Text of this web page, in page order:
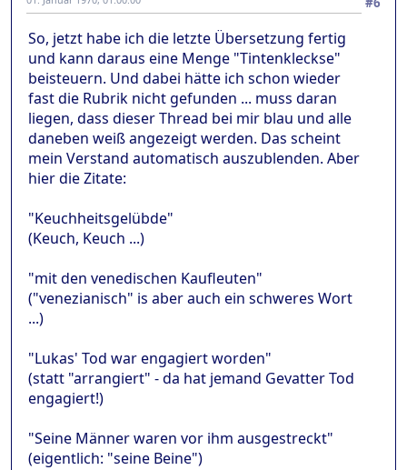
So, jetzt habe ich die letzte Übersetzung fertig
und kann daraus eine Menge "Tintenkleckse"
beisteuern. Und dabei hätte ich schon wieder
fast die Rubrik nicht gefunden ... muss daran
liegen, dass dieser Thread bei mir blau und alle
daneben weiß angezeigt werden. Das scheint
mein Verstand automatisch auszublenden. Aber
hier die Zitate:
"Keuchheitsgelübde"
(Keuch, Keuch ...)
"mit den venedischen Kaufleuten"
("venezianisch" is aber auch ein schweres Wort
...)
"Lukas' Tod war engagiert worden"
(statt "arrangiert" - da hat jemand Gevatter Tod
engagiert!)
"Seine Männer waren vor ihm ausgestreckt"
(eigentlich: "seine Beine")